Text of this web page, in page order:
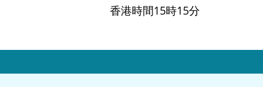
香港時間15時15分